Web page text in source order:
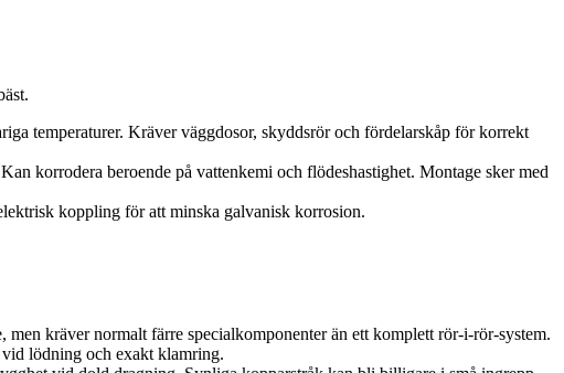
temperaturer. Kräver väggdosor, skyddsrör och fördelarskåp för korrekt
korrodera beroende på vattenkemi och flödeshastighet. Montage sker med
koppling för att minska galvanisk korrosion.
kräver normalt färre specialkomponenter än ett komplett rör-i-rör-system.
vid lödning och exakt klamring.